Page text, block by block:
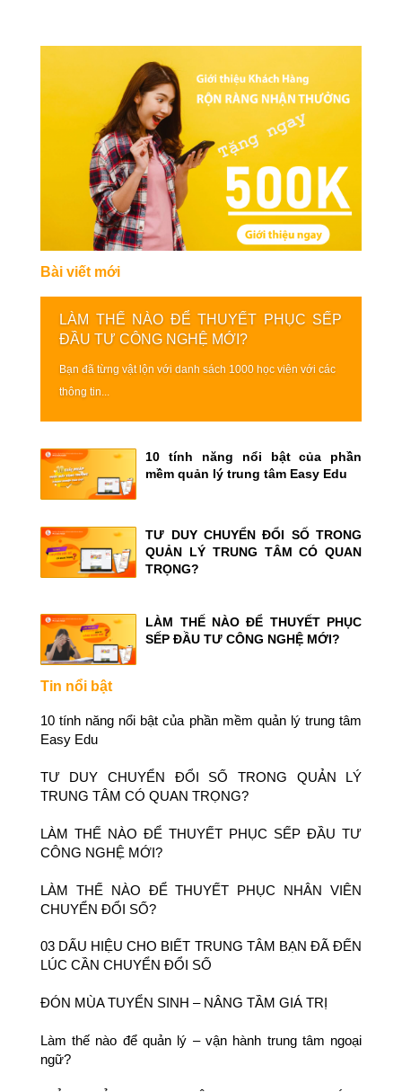
Bài viết mới
LÀM THẾ NÀO ĐỂ THUYẾT PHỤC SẾP
ĐẦU TƯ CÔNG NGHỆ MỚI?
Bạn đã từng vật lộn với danh sách 1000 học viên với các
thông tin...
10 tính năng nổi bật của phần
mềm quản lý trung tâm Easy Edu
TƯ DUY CHUYỂN ĐỔI SỐ TRONG
QUẢN LÝ TRUNG TÂM CÓ QUAN
TRỌNG?
LÀM THẾ NÀO ĐỂ THUYẾT PHỤC
SẾP ĐẦU TƯ CÔNG NGHỆ MỚI?
Tin nổi bật
10 tính năng nổi bật của phần mềm quản lý trung tâm
Easy Edu
TƯ DUY CHUYỂN ĐỔI SỐ TRONG QUẢN LÝ
TRUNG TÂM CÓ QUAN TRỌNG?
LÀM THẾ NÀO ĐỂ THUYẾT PHỤC SẾP ĐẦU TƯ
CÔNG NGHỆ MỚI?
LÀM THẾ NÀO ĐỂ THUYẾT PHỤC NHÂN VIÊN
CHUYỂN ĐỔI SỐ?
03 DẤU HIỆU CHO BIẾT TRUNG TÂM BẠN ĐÃ ĐẾN
LÚC CẦN CHUYỂN ĐỔI SỐ
ĐÓN MÙA TUYỂN SINH – NÂNG TẦM GIÁ TRỊ
Làm thế nào để quản lý – vận hành trung tâm ngoại
ngữ?